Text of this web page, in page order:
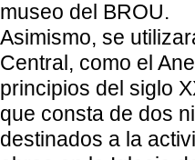
museo del BROU.
Asimismo, se
Central, como el
principios del siglo
que consta de dos
destinados a la